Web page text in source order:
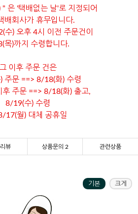
은 '택배없는 날'로 지정되어
배회사가 휴무입니다.
수) 오후 4시 이전 주문건이
목)까지 수령합니다.
그 이후 주문 건은
주문 ==> 8/18(화) 수령
주문 ==> 8/18(화) 출고,
8/19(수) 수령
17(월) 대체 공휴일
뷰 상품문의 2 관련상품
기본 크게